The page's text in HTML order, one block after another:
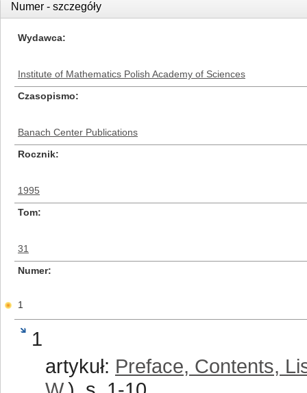
Numer - szczegóły
Wydawca
Institute of Mathematics Polish Academy of Sciences
Czasopismo
Banach Center Publications
Rocznik
1995
Tom
31
Numer
1
1
artykuł: Preface, Contents,